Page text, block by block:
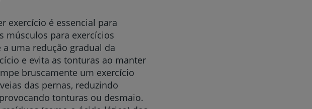
exercício é essencial para
músculos para exercícios
uma redução gradual da
e evita as tonturas ao manter
bruscamente um exercício
das pernas, reduzindo
tonturas ou desmaio.